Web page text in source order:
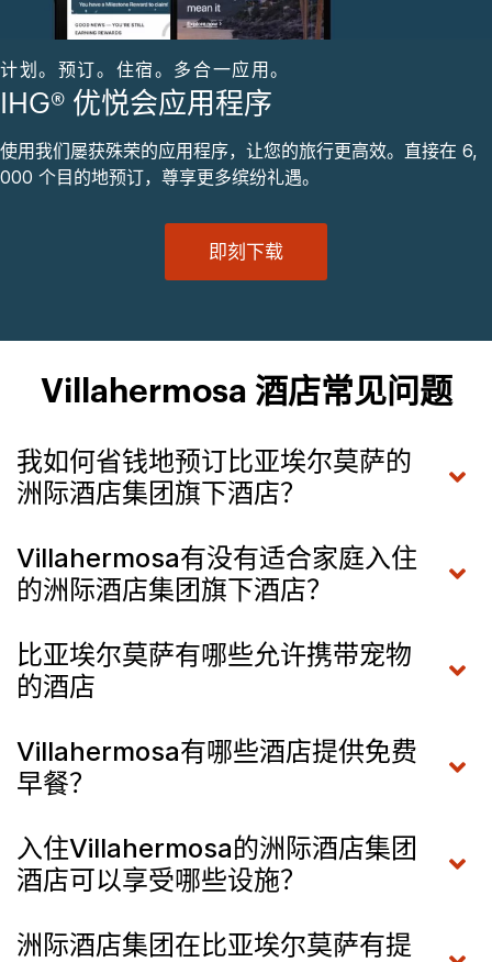
计划。预订。住宿。多合一应用。
IHG® 优悦会应用程序
使用我们屡获殊荣的应用程序，让您的旅行更高效。直接在 6,
000 个目的地预订，尊享更多缤纷礼遇。
即刻下载
Villahermosa 酒店常见问题
我如何省钱地预订比亚埃尔莫萨的
洲际酒店集团旗下酒店？
Villahermosa有没有适合家庭入住
的洲际酒店集团旗下酒店？
比亚埃尔莫萨有哪些允许携带宠物
的酒店
Villahermosa有哪些酒店提供免费
早餐？
入住Villahermosa的洲际酒店集团
酒店可以享受哪些设施？
洲际酒店集团在比亚埃尔莫萨有提